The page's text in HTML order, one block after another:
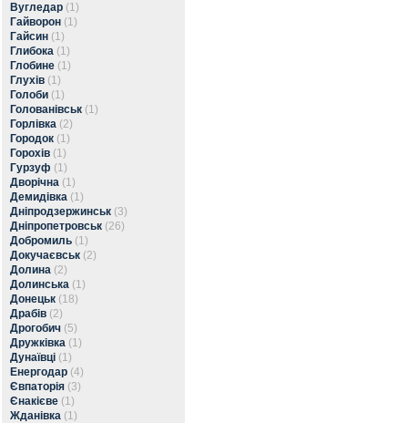
Вугледар (1)
Гайворон (1)
Гайсин (1)
Глибока (1)
Глобине (1)
Глухів (1)
Голоби (1)
Голованівськ (1)
Горлівка (2)
Городок (1)
Горохів (1)
Гурзуф (1)
Дворічна (1)
Демидівка (1)
Дніпродзержинськ (3)
Дніпропетровськ (26)
Добромиль (1)
Докучаєвськ (2)
Долина (2)
Долинська (1)
Донецьк (18)
Драбів (2)
Дрогобич (5)
Дружківка (1)
Дунаївці (1)
Енергодар (4)
Євпаторія (3)
Єнакієве (1)
Жданівка (1)